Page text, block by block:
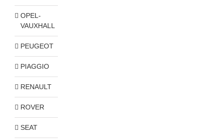
OPEL-
VAUXHALL
PEUGEOT
PIAGGIO
RENAULT
ROVER
SEAT